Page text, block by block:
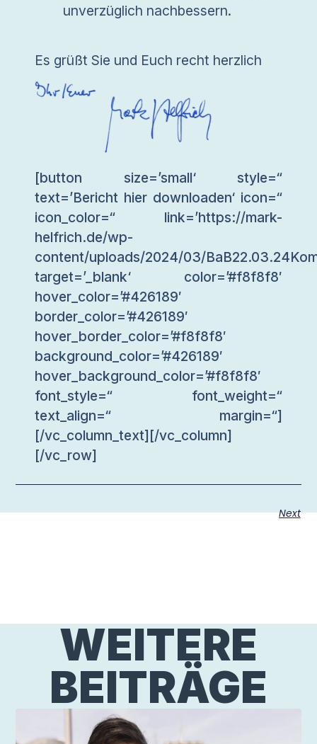
unverzüglich nachbessern.
Es grüßt Sie und Euch recht herzlich
[button size=’small‘ style=“
text=’Bericht hier downloaden‘ icon=“
icon_color=“ link=’https://mark-
helfrich.de/wp-
content/uploads/2024/03/
target=’_blank‘ color=’#f8f8f8′
hover_color=’#426189′
border_color=’#426189′
hover_border_color=’#f8f8f8′
background_color=’#426189′
hover_background_color=’#f8f8f8′
font_style=“ font_weight=“
text_align=“ margin=“]
[/vc_column_text][/vc_column]
[/vc_row]
Next
WEITERE
BEITRÄGE